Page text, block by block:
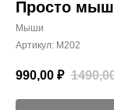
Просто
Мыши
Артикул: M202
990,00 ₽